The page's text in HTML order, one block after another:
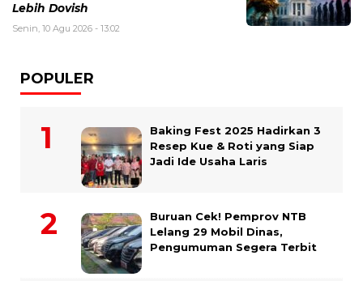
Lebih Dovish
Senin, 10 Agu 2026 - 13:02
POPULER
Baking Fest 2025 Hadirkan 3
Resep Kue & Roti yang Siap
Jadi Ide Usaha Laris
Buruan Cek! Pemprov NTB
Lelang 29 Mobil Dinas,
Pengumuman Segera Terbit